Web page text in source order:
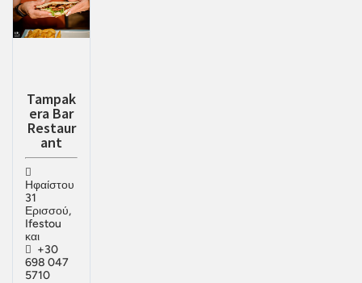
Tampak
era Bar
Restaur
ant
Ηφαίστου
31
Ερισσού,
Ifestou
και
+30
698 047
5710